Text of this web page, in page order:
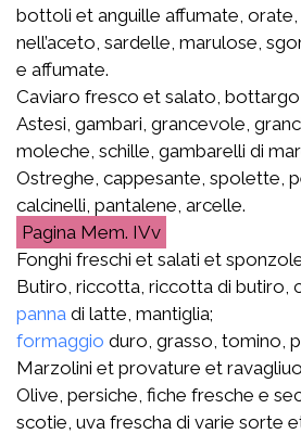
bottoli et anguille affumate,
nell’aceto, sardelle, marulose,
e affumate.
Caviaro fresco et salato,
Astesi, gambari, grancevole,
moleche, schille, gambarelli di
Ostreghe, cappesante, spolette,
calcinelli, pantalene, arcelle.
Mem. IVv
Fonghi freschi et salati et
Butiro, riccotta, riccotta di butiro,
panna di latte, mantiglia;
formaggio duro, grasso, tomino,
Marzolini et provature et
Olive, persiche, fiche fresche e
scotie, uva frescha di varie sorte